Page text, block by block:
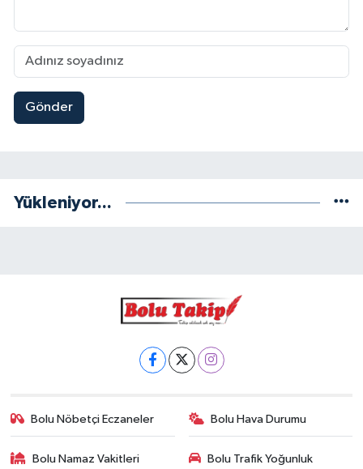
Gönder
Yükleniyor...
Bolu Nöbetçi Eczaneler Bolu Hava Durumu
Bolu Namaz Vakitleri
Bolu Trafik Yoğunluk